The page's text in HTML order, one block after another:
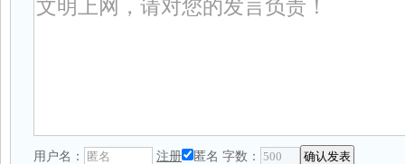
用户名： 注册 匿名 字数：